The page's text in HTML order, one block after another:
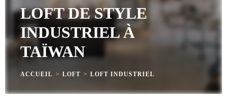
LOFT DE STYLE
INDUSTRIEL À
TAÏWAN
ACCUEIL > LOFT > LOFT INDUSTRIEL